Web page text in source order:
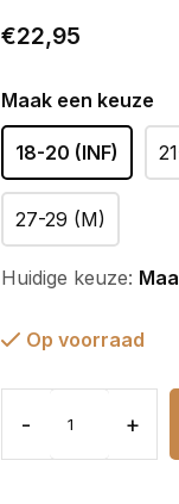
€22,95
Maak een keuze
18-20 (INF)
27-29 (M)
Huidige keuze:
Op voorraad
- +